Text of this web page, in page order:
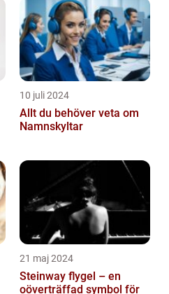
10 juli 2024
Allt du behöver veta om
Namnskyltar
21 maj 2024
Steinway flygel – en
oöverträffad symbol för